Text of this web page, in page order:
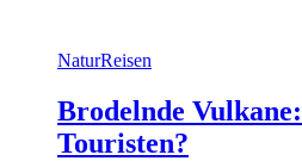
NaturReisen
Brodelnde
Touristen?